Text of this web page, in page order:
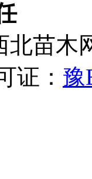
北苗木
证： 豫